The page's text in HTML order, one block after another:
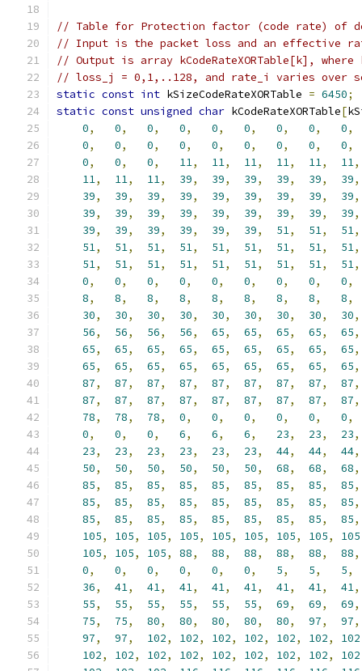
// Table for Protection factor (code rate) of
// Input is the packet loss and an effective
// Output is array kCodeRateXORTable[k],
// loss_j = 0,1,..128, and rate_i varies over
static const int kSizeCodeRateXORTable = 6450;
static const unsigned char kCodeRateXORTable[
0, 0, 0, 0, 0, 0, 0, 0, 0,
0, 0, 0, 0, 0, 0, 0, 0, 0,
0, 0, 0, 11, 11, 11, 11, 11, 11,
11, 11, 11, 39, 39, 39, 39, 39, 39,
39, 39, 39, 39, 39, 39, 39, 39, 39,
39, 39, 39, 39, 39, 39, 39, 39, 39,
39, 39, 39, 39, 39, 39, 51, 51, 51,
51, 51, 51, 51, 51, 51, 51, 51, 51,
51, 51, 51, 51, 51, 51, 51, 51, 51,
0, 0, 0, 0, 0, 0, 0, 0, 0,
8, 8, 8, 8, 8, 8, 8, 8, 8,
30, 30, 30, 30, 30, 30, 30, 30, 30,
56, 56, 56, 56, 65, 65, 65, 65, 65,
65, 65, 65, 65, 65, 65, 65, 65, 65,
65, 65, 65, 65, 65, 65, 65, 65, 65,
87, 87, 87, 87, 87, 87, 87, 87, 87,
87, 87, 87, 87, 87, 87, 87, 87, 87,
78, 78, 78, 0, 0, 0, 0, 0, 0,
0, 0, 0, 6, 6, 6, 23, 23, 23,
23, 23, 23, 23, 23, 23, 44, 44, 44,
50, 50, 50, 50, 50, 50, 68, 68, 68,
85, 85, 85, 85, 85, 85, 85, 85, 85,
85, 85, 85, 85, 85, 85, 85, 85, 85,
85, 85, 85, 85, 85, 85, 85, 85, 85,
105, 105, 105, 105, 105, 105, 105, 105, 105
105, 105, 105, 88, 88, 88, 88, 88, 88,
0, 0, 0, 0, 0, 0, 5, 5, 5,
36, 41, 41, 41, 41, 41, 41, 41, 41,
55, 55, 55, 55, 55, 55, 69, 69, 69,
75, 75, 80, 80, 80, 80, 80, 97, 97,
97, 97, 102, 102, 102, 102, 102, 102, 102
102, 102, 102, 102, 102, 102, 102, 102, 102